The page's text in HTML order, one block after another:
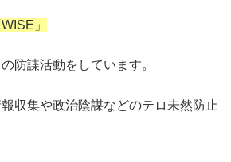
」
防諜活動をしています。
収集や政治陰謀などのテロ未然防止